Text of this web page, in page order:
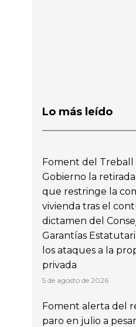
Lo más leído
Foment del Treball
Gobierno la
que restringe la
vivienda tras el
dictamen del
Garantías
los ataques a la
privada
5 de agosto de 2026
Foment alerta del
paro en julio a